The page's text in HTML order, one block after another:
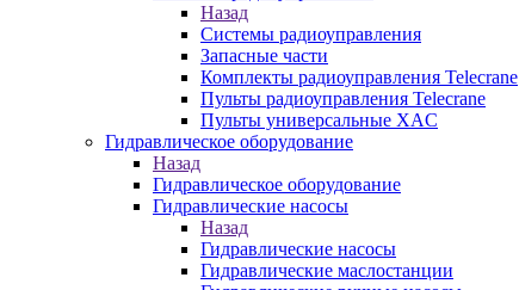
Назад
Системы радиоуправления
Запасные части
Комплекты радиоуправления Telecrane
Пульты радиоуправления Telecrane
Пульты универсальные XAC
Гидравлическое оборудование
Назад
Гидравлическое оборудование
Гидравлические насосы
Назад
Гидравлические насосы
Гидравлические маслостанции